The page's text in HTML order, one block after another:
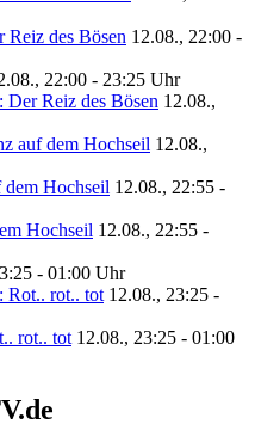
Reiz des Bösen 12.08., 22:00 -
22:00 - 23:25 Uhr
Der Reiz des Bösen 12.08.,
auf dem Hochseil 12.08.,
dem Hochseil 12.08., 22:55 -
Hochseil 12.08., 22:55 -
- 01:00 Uhr
Rot.. rot.. tot 12.08., 23:25 -
rot.. tot 12.08., 23:25 - 01:00